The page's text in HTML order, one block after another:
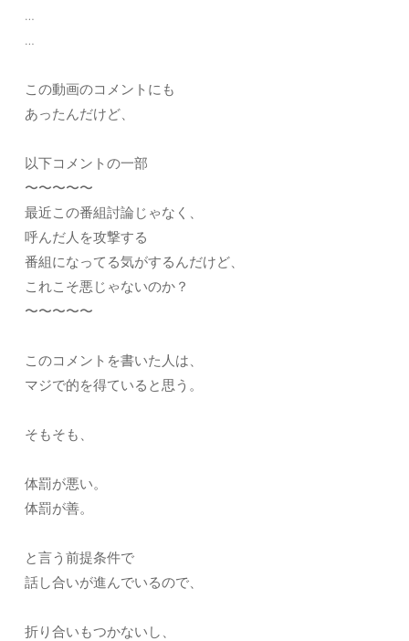
…
…
この動画のコメントにも
あったんだけど、
以下コメントの一部
〜〜〜〜〜
最近この番組討論じゃなく、
呼んだ人を攻撃する
番組になってる気がするんだけど、
これこそ悪じゃないのか？
〜〜〜〜〜
このコメントを書いた人は、
マジで的を得ていると思う。
そもそも、
体罰が悪い。
体罰が善。
と言う前提条件で
話し合いが進んでいるので、
折り合いもつかないし、